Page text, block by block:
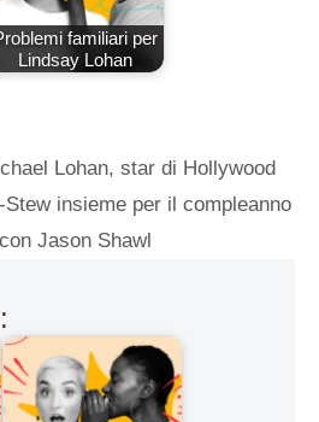
familiari per
Lindsay Lohan
Lohan,star di Hollywood
Stew insieme per il compleanno
Jason Shawl